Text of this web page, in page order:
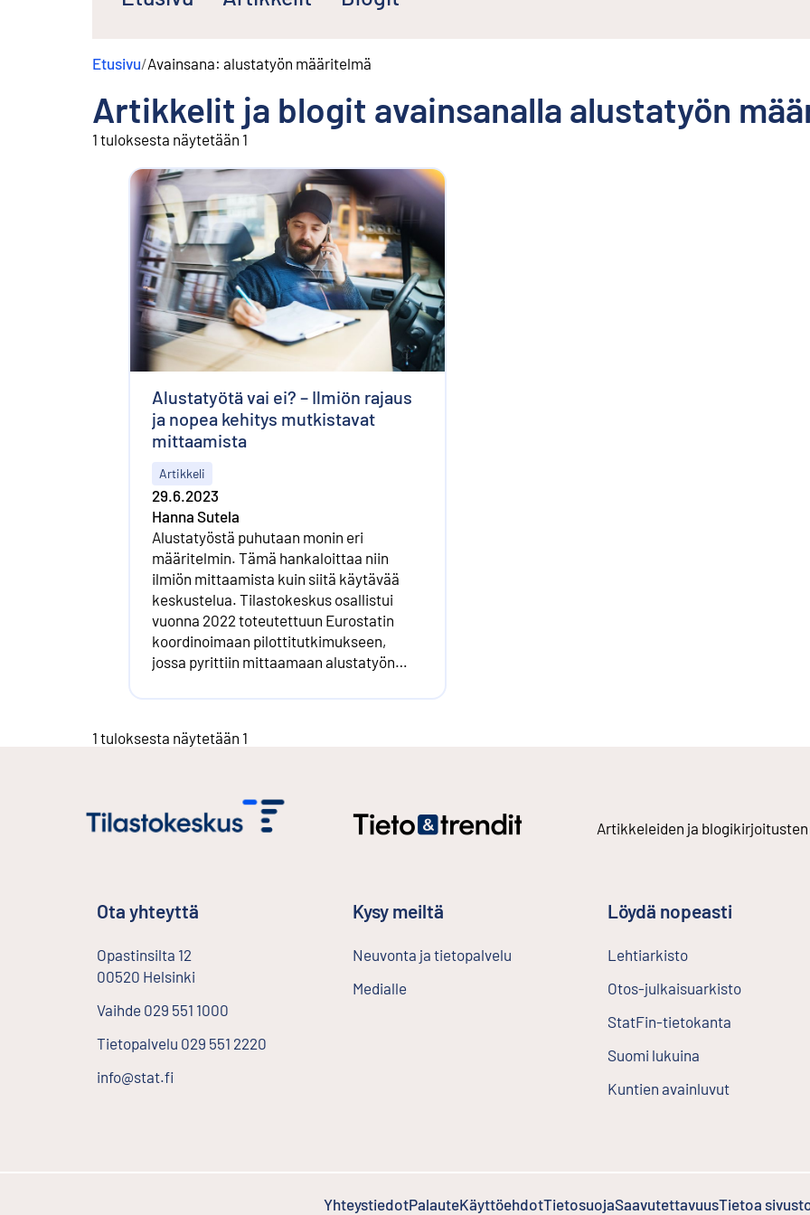
Etusivu/Avainsana: alustatyön määritelmä
Artikkelit ja blogit avainsanalla alustatyön
1 tuloksesta näytetään 1
Alustatyötä vai ei? – Ilmiön rajaus
ja nopea kehitys mutkistavat
mittaamista
Artikkeli
29.6.2023
Hanna Sutela
Alustatyöstä puhutaan monin eri
määritelmin. Tämä hankaloittaa niin
ilmiön mittaamista kuin siitä käytävää
keskustelua. Tilastokeskus osallistui
vuonna 2022 toteutettuun Eurostatin
koordinoimaan pilottitutkimukseen,
jossa pyrittiin mittaamaan alustatyön
Sutela avaa artikkelissaan
1 tuloksesta näytetään 1
Artikkeleiden ja
Ota yhteyttä
Opastinsilta 12
00520 Helsinki
Vaihde 029 551 1000
Tietopalvelu 029 551 2220
info@stat.fi
Kysy meiltä
Neuvonta ja tietopalvelu
Medialle
Löydä nopeasti
Lehtiarkisto
Otos-julkaisuarkisto
StatFin-tietokanta
Suomi lukuina
Kuntien avainluvut
YhteystiedotPalauteUlkoinen linkki
KäyttöehdotUlkoinen linkki
TietosuojaSaavutettavuusTietoa